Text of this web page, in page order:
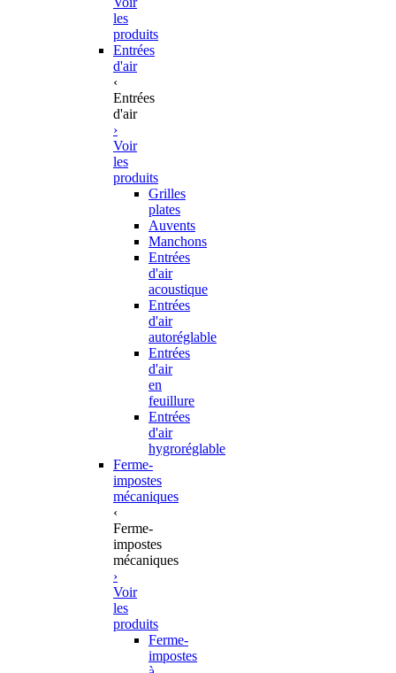
les
produits
Entrées
d'air
‹
Entrées
d'air
›
Voir
les
produits
Grilles
plates
Auvents
Manchons
Entrées
d'air
acoustique
Entrées
d'air
autoréglable
Entrées
d'air
en
feuillure
Entrées
d'air
hygroréglable
Ferme-
impostes
mécaniques
‹
Ferme-
impostes
mécaniques
›
Voir
les
produits
Ferme-
impostes